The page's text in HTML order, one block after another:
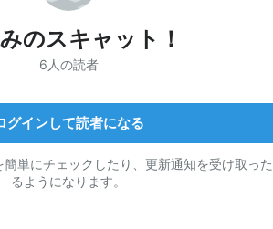
のスキャット！
6人の読者
グインして読者になる
単にチェックしたり、更新通知を受け取っ
るようになります。